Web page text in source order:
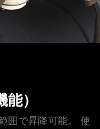
）
囲で昇降可能。
使